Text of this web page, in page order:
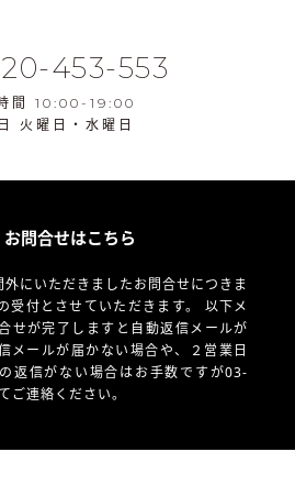
453-553
間 10:00-19:00
火曜日・水曜日
お問合せはこちら
にいただきましたお問合せにつきま
受付とさせていただきます。 以下メ
せが完了しますと自動返信メールが
メールが届かない場合や、
２営業日
返信がない場合はお手数ですが03-
連絡ください。